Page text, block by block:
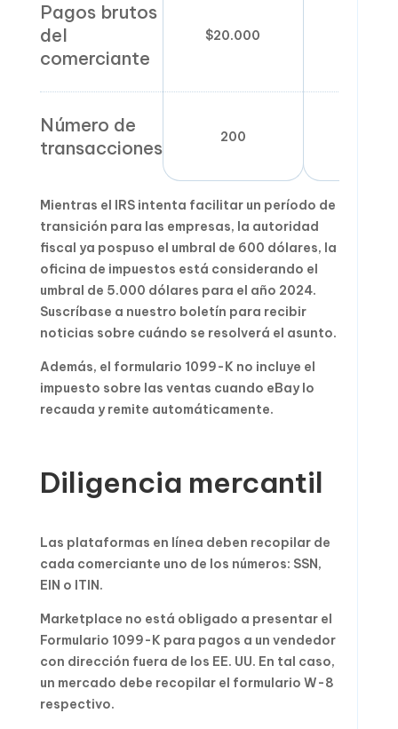
Pagos brutos
del
comerciante
$20.000
Número de
transacciones
200
Mientras el IRS intenta facilitar un período de
transición para las empresas, la autoridad
fiscal ya pospuso el umbral de 600 dólares, la
oficina de impuestos está considerando el
umbral de 5.000 dólares para el año 2024.
Suscríbase a nuestro boletín para recibir
noticias sobre cuándo se resolverá el asunto.
Además, el formulario 1099-K no incluye el
impuesto sobre las ventas cuando eBay lo
recauda y remite automáticamente.
Diligencia mercantil
Las plataformas en línea deben recopilar de
cada comerciante uno de los números: SSN,
EIN o ITIN.
Marketplace no está obligado a presentar el
Formulario 1099-K para pagos a un vendedor
con dirección fuera de los EE. UU. En tal caso,
un mercado debe recopilar el formulario W-8
respectivo.